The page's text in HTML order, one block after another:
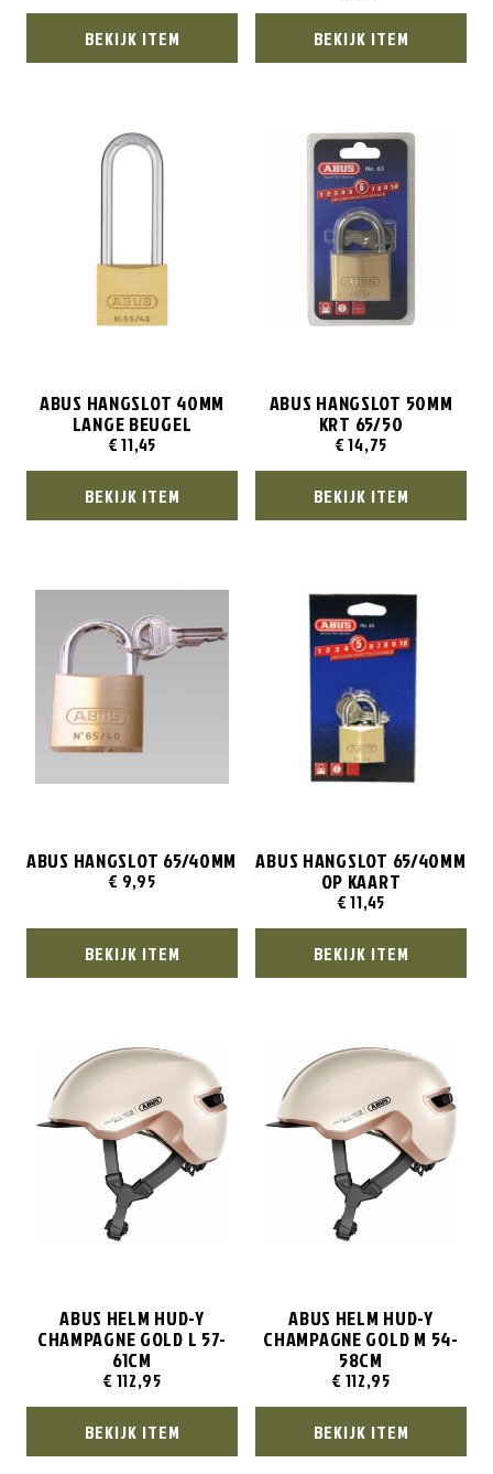
BEKIJK ITEM BEKIJK ITEM
ABUS HANGSLOT 40MM
LANGE BEUGEL
€11,45
BEKIJK ITEM
ABUS HANGSLOT 50MM
KRT 65/50
€14,75
BEKIJK ITEM
ABUS HANGSLOT 65/40MM
€ 9,95
BEKIJK ITEM
ABUS HANGSLOT 65/40MM
OP KAART
€11,45
BEKIJK ITEM
ABUS HELM HUD-Y
CHAMPAGNE GOLD L 57-
61CM
€ 112,95
BEKIJK ITEM
ABUS HELM HUD-Y
CHAMPAGNE GOLD M 54-
58CM
€ 112,95
BEKIJK ITEM